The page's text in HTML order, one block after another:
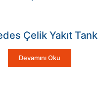
Çelik Yakıt
Devamını Oku